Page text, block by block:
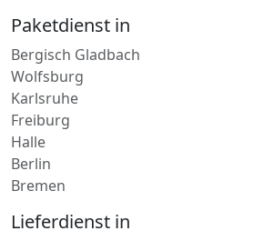
Paketdienst in
Bergisch Gladbach
Wolfsburg
Karlsruhe
Freiburg
Halle
Berlin
Bremen
Lieferdienst in